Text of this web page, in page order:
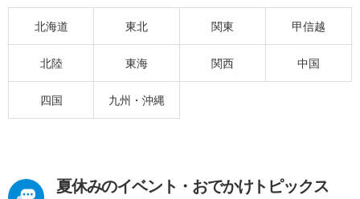
北海道 東北 関東 甲信越
北陸 東海 関西 中国
四国 九州・沖縄
夏休みのイベント・おでかけトピックス